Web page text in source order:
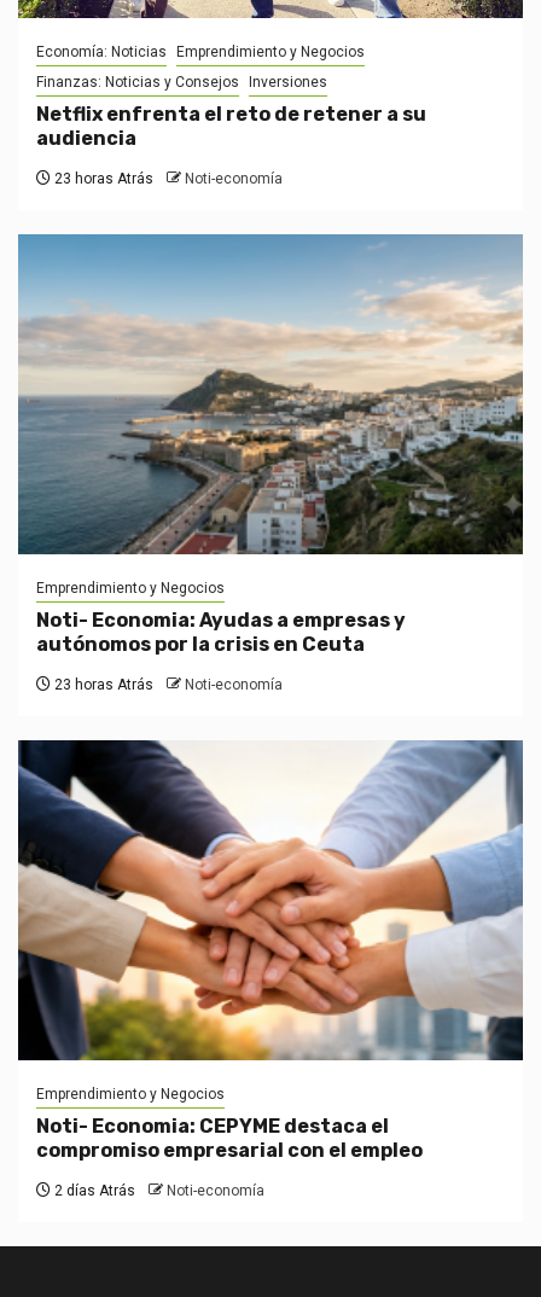
Economía: Noticias
Emprendimiento y Negocios
Finanzas: Noticias y Consejos
Inversiones
Netflix enfrenta el reto de retener a su
audiencia
23 horas Atrás Noti-economía
Emprendimiento y Negocios
Noti- Economia: Ayudas a empresas y
autónomos por la crisis en Ceuta
23 horas Atrás Noti-economía
Emprendimiento y Negocios
Noti- Economia: CEPYME destaca el
compromiso empresarial con el empleo
2 días Atrás Noti-economía